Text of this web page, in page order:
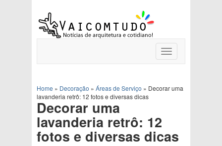
Toggle
navigation
Home » Decoração » Áreas de Serviço » Decorar uma
lavanderia retrô: 12 fotos e diversas dicas
Decorar uma
lavanderia retrô: 12
fotos e diversas dicas